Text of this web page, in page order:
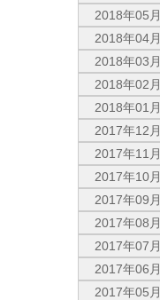
2018年05月
2018年04月
2018年03月
2018年02月
2018年01月
2017年12月
2017年11月
2017年10月
2017年09月
2017年08月
2017年07月
2017年06月
2017年05月